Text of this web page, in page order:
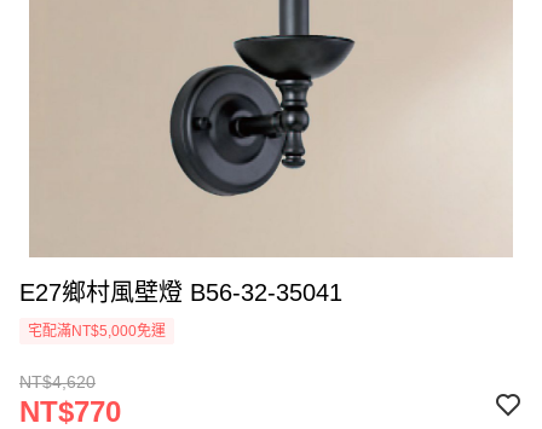
E27鄉村風壁燈 B56-32-35041
宅配滿NT$5,000免運
NT$4,620
NT$770